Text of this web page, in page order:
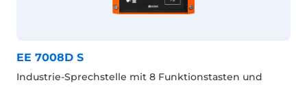
EE 7008D S
Industrie-Sprechstelle mit 8 Funktionstasten und